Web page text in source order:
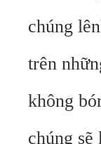
chúng
trên
không
chúng